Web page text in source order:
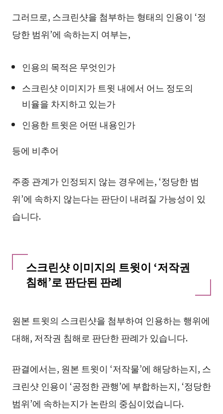
그러므로, 스크린샷을 첨부하는 형태의 인용이 ‘정
당한 범위’에 속하는지 여부는,
인용의 목적은 무엇인가
스크린샷 이미지가 트윗 내에서 어느 정도의
비율을 차지하고 있는가
인용한 트윗은 어떤 내용인가
등에 비추어
주종 관계가 인정되지 않는 경우에는, ‘정당한 범
위’에 속하지 않는다는 판단이 내려질 가능성이 있
습니다.
스크린샷 이미지의 트윗이 ‘저작권
침해’로 판단된 판례
원본 트윗의 스크린샷을 첨부하여 인용하는 행위에
대해, 저작권 침해로 판단한 판례가 있습니다.
판결에서는, 원본 트윗이 ‘저작물’에 해당하는지, 스
크린샷 인용이 ‘공정한 관행’에 부합하는지, ‘정당한
범위’에 속하는지가 논란의 중심이었습니다.